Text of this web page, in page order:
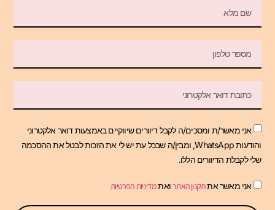
אני מאשר/ת ומסכים/ה לקבל דיוורים שיווקיים באמצעות דואר אלקטרוני
והודעות WhatsApp, ומבין/ה שבכל עת יש לי את הזכות לבטל את ההסכמה
שלי לקבלת הדיוורים הללו.
אני מאשר אתתקנון האתרואתמדיניות הפרטיות